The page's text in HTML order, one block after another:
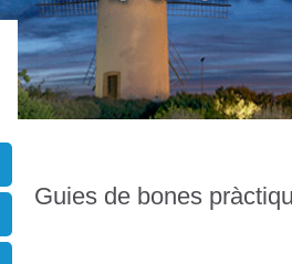
Guies de bones